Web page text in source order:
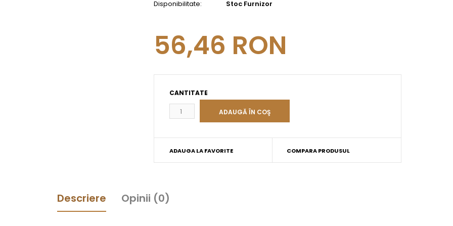
Disponibilitate:
Stoc Furnizor
56,46 RON
CANTITATE
ADAUGA LA FAVORITE COMPARA PRODUSUL
Descriere Opinii (0)